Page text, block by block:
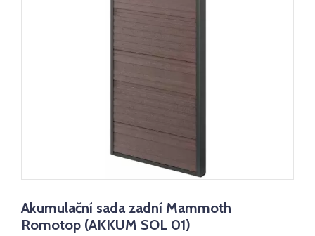
Akumulační sada zadní Mammoth
Romotop (AKKUM SOL 01)